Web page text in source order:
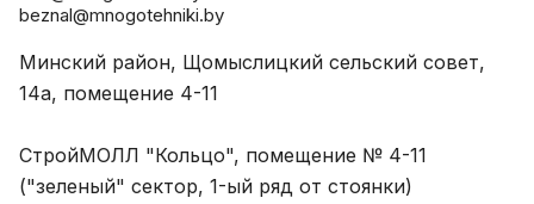
beznal@mnogotehniki.by
Минский район, Щомыслицкий сельский совет,
14а, помещение 4-11
СтройМОЛЛ "Кольцо", помещение № 4-11
("зеленый" сектор, 1-ый ряд от стоянки)